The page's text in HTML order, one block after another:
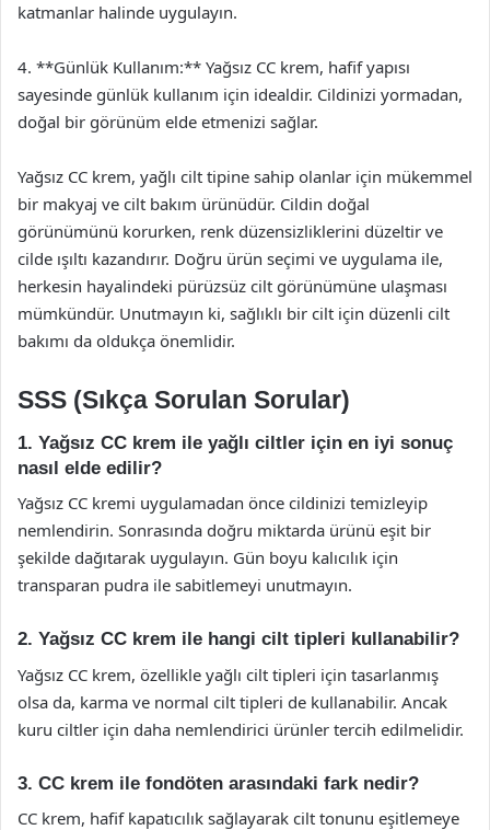
katmanlar halinde uygulayın.
4. **Günlük Kullanım:** Yağsız CC krem, hafif yapısı
sayesinde günlük kullanım için idealdir. Cildinizi yormadan,
doğal bir görünüm elde etmenizi sağlar.
Yağsız CC krem, yağlı cilt tipine sahip olanlar için mükemmel
bir makyaj ve cilt bakım ürünüdür. Cildin doğal
görünümünü korurken, renk düzensizliklerini düzeltir ve
cilde ışıltı kazandırır. Doğru ürün seçimi ve uygulama ile,
herkesin hayalindeki pürüzsüz cilt görünümüne ulaşması
mümkündür. Unutmayın ki, sağlıklı bir cilt için düzenli cilt
bakımı da oldukça önemlidir.
SSS (Sıkça Sorulan Sorular)
1. Yağsız CC krem ile yağlı ciltler için en iyi sonuç
nasıl elde edilir?
Yağsız CC kremi uygulamadan önce cildinizi temizleyip
nemlendirin. Sonrasında doğru miktarda ürünü eşit bir
şekilde dağıtarak uygulayın. Gün boyu kalıcılık için
transparan pudra ile sabitlemeyi unutmayın.
2. Yağsız CC krem ile hangi cilt tipleri kullanabilir?
Yağsız CC krem, özellikle yağlı cilt tipleri için tasarlanmış
olsa da, karma ve normal cilt tipleri de kullanabilir. Ancak
kuru ciltler için daha nemlendirici ürünler tercih edilmelidir.
3. CC krem ile fondöten arasındaki fark nedir?
CC krem, hafif kapatıcılık sağlayarak cilt tonunu eşitlemeye